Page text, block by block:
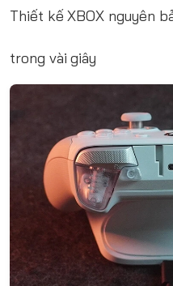
Thiết kế XBOX nguyên
trong vài giây